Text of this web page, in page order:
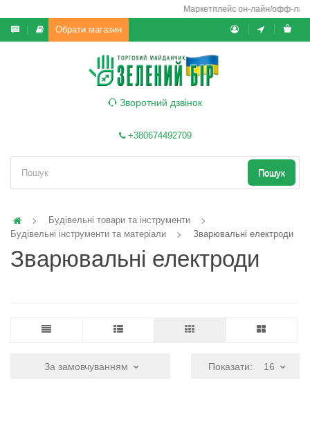
Маркетплейс он-лайн/офф-лайн
Обрати магазин
Зворотний дзвінок
+380674492709
Пошук
Будівельні товари та інструменти
Будівельні інструменти та матеріали
Зварювальні електроди
Зварювальні електроди
За замовчуванням Показати: 16